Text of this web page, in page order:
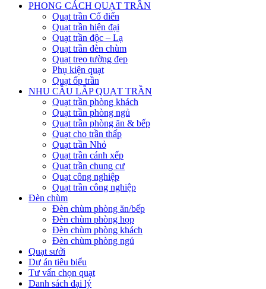
PHONG CÁCH QUẠT TRẦN
Quạt trần Cổ điển
Quạt trần hiện đại
Quạt trần độc – Lạ
Quạt trần đèn chùm
Quạt treo tường đẹp
Phụ kiện quạt
Quạt ốp trần
NHU CẦU LẮP QUẠT TRẦN
Quạt trần phòng khách
Quạt trần phòng ngủ
Quạt trần phòng ăn & bếp
Quạt cho trần thấp
Quạt trần Nhỏ
Quạt trần cánh xếp
Quạt trần chung cư
Quạt công nghiệp
Quạt trần công nghiệp
Đèn chùm
Đèn chùm phòng ăn/bếp
Đèn chùm phòng họp
Đèn chùm phòng khách
Đèn chùm phòng ngủ
Quạt sưởi
Dự án tiêu biểu
Tư vấn chọn quạt
Danh sách đại lý